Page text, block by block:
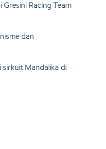
Racing Team
dan
Mandalika di